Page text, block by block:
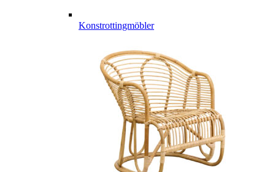
Konstrottingmöbler